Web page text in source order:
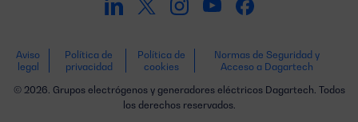
Aviso
legal
Política de
privacidad
Política de
cookies
Normas de Seguridad y
Acceso a Dagartech
© 2026. Grupos electrógenos y generadores eléctricos Dagartech. Todos
los derechos reservados.